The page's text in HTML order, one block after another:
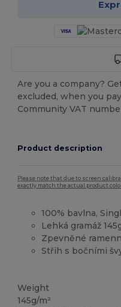
Are you a company?
excluded, when you
Community VAT
Product description
Please note that due to screen
exactly match the actual product
100% bavlna,
Lehká gramáž
Zpevněné
Střih s bočními
Weight
145g/m²